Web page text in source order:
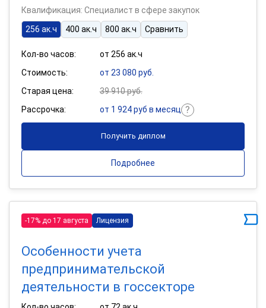
Квалификация: Специалист в сфере закупок
256 ак.ч
400 ак.ч 800 ак.ч Сравнить
Кол-во часов:
от 256 ак.ч
Стоимость:
от 23 080 руб.
Старая цена:
39 910 руб.
Рассрочка:
от 1 924 руб в месяц
Получить диплом
Подробнее
-17% до 17 августа Лицензия
Особенности учета
предпринимательской
деятельности в госсекторе